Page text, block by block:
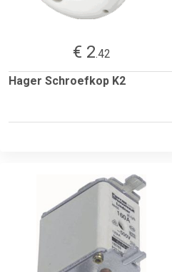
€ 2.42
Hager Schroefkop K2